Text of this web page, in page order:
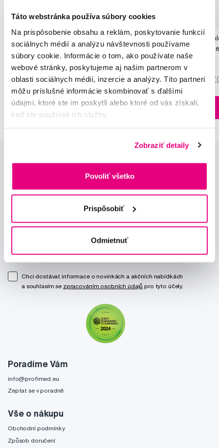
Táto webstránka používa súbory cookies
Na prispôsobenie obsahu a reklám, poskytovanie funkcií
sociálnych médií a analýzu návštevnosti používame
súbory cookie. Informácie o tom, ako používate naše
webové stránky, poskytujeme aj našim partnerom v
oblasti sociálnych médií, inzercie a analýzy. Títo partneri
môžu príslušné informácie skombinovať s ďalšími
údajmi, ktoré ste im poskytli alebo ktoré od vás získali,
keď ste používali ich služby.
Zobraziť detaily
Povoliť všetko
Prispôsobiť
Odmietnuť
Akcia
SMILLE Sonic Brush - Prémiová sonická
kefka s kónickými vláknami SANGI, biela
149,99 €
5,0 /5 (27x)
Do košíku
Na sklade > 5 ks
Ihneď v3 prodejnách
Pop Instant Teeth
pre okamžitý bieliaci
0,0/5
Do košíku
Poradíme Vám
info@profimed.eu
Zeptat se v poradně
Vše o nákupu
Obchodní podmínky
Způsob doručení
Chci dostávat informace o novinkách a akčních nabídkách
a souhlasím se zpracováním osobních údajů pro tyto účely.